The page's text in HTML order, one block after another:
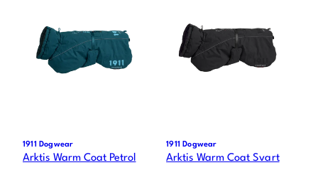
1911 Dogwear
Arktis Warm Coat Petrol
1911 Dogwear
Arktis Warm Coat Svart